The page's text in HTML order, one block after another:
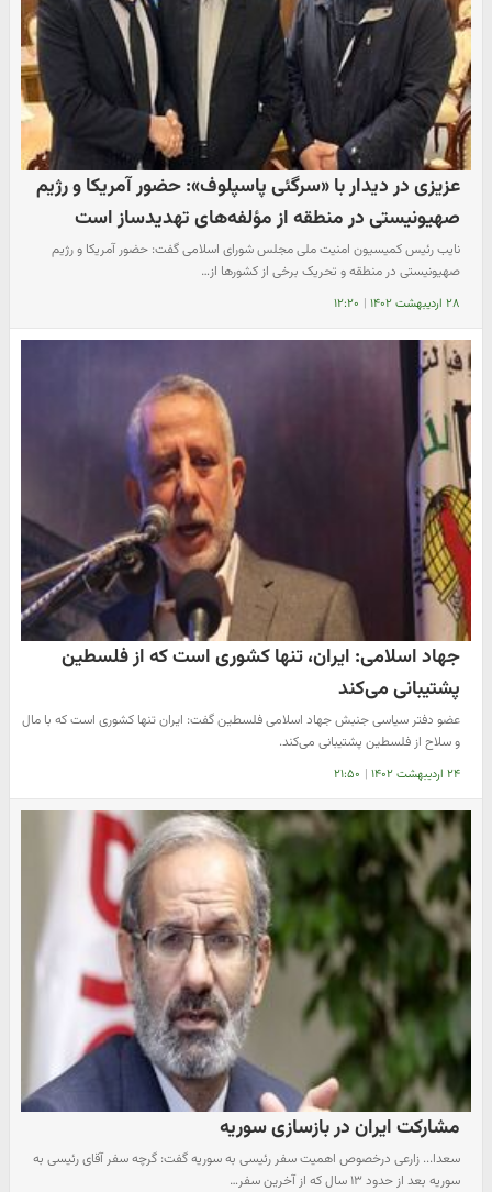
عزیزی در دیدار با «سرگئی پاسپلوف»: حضور آمریکا و رژیم
صهیونیستی در منطقه از مؤلفه‌های تهدیدساز است
نایب رئیس کمیسیون امنیت ملی مجلس شورای اسلامی گفت: حضور آمریکا و رژیم
صهیونیستی در منطقه و تحریک برخی از کشورها از…
۲۸ اردیبهشت ۱۴۰۲ | ۱۲:۲۰
جهاد اسلامی: ایران، تنها کشوری است که از فلسطین
پشتیبانی می‌کند
عضو دفتر سیاسی جنبش جهاد اسلامی فلسطین گفت: ایران تنها کشوری است که با مال
و سلاح از فلسطین پشتیبانی می‌کند.
۲۴ اردیبهشت ۱۴۰۲ | ۲۱:۵۰
مشارکت ایران در بازسازی سوریه
سعدا... زارعی در‌خصوص اهمیت سفر رئیسی به سوریه گفت: گرچه سفر آقای رئیسی به
سوریه بعد از حدود ۱۳ سال که از آخرین سفر…